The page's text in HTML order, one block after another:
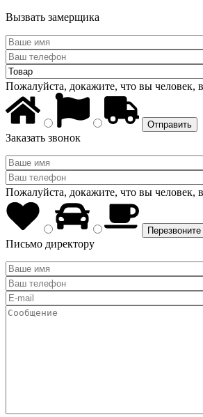
Вызвать замерщика
Пожалуйста, докажите, что вы человек,
Заказать звонок
Пожалуйста, докажите, что вы человек,
Письмо директору